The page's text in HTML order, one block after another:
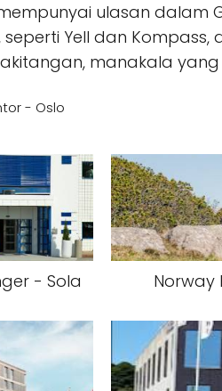
mempunyai ulasan
Yell dan
manakala
- Oslo
- Sola Norway